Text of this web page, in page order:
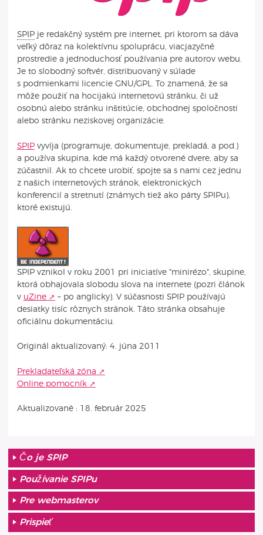
SPIPje redakčný systém pre internet, pri ktorom sa dáva
veľký dôraz na kolektívnu spoluprácu, viacjazyčné
prostredie a jednoduchosť používania pre autorov webu.
Je to slobodný softvér, distribuovaný v súlade
s podmienkami licencie GNU/GPL. To znamená, že sa
môže použiť na hocijakú internetovú stránku, či už
osobnú alebo stránku inštitúcie, obchodnej spoločnosti
alebo stránku neziskovej organizácie.
SPIPvyvíja (programuje, dokumentuje, prekladá, a pod.)
a používa skupina, kde má každý otvorené dvere, aby sa
zúčastnil. Ak to chcete urobiť, spojte sa s nami cez jednu
z našich internetových stránok, elektronických
konferencií a stretnutí (známych tiež ako párty SPIPu),
ktoré existujú.
SPIP vznikol v roku 2001 pri iniciatíve "minirézo", skupine,
ktorá obhajovala slobodu slova na internete (pozri článok
v uZine
– po anglicky). V súčasnosti SPIP používajú
desiatky tisíc rôznych stránok. Táto stránka obsahuje
oficiálnu dokumentáciu.
Originál aktualizovaný: 4. júna 2011
Prekladateľská zóna
Online pomocník
Aktualizované : 18. február 2025
Čo je SPIP
Používanie SPIPu
Pre webmasterov
Prispieť